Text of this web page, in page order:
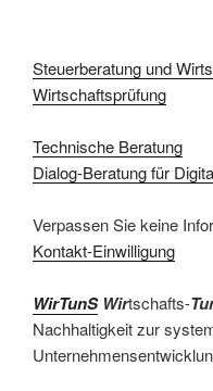
Steuerberatung und
Wirtschaftsprüfung
Technische Beratung
Dialog-Beratung für
Verpassen Sie keine
Kontakt-Einwilligung
WirTunSWirtschafts-
Nachhaltigkeit zur